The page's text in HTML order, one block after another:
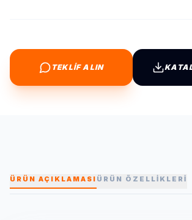
TEKLİF ALIN
ÜRÜN AÇIKLAMASI ÜRÜN ÖZELLİKLERİ